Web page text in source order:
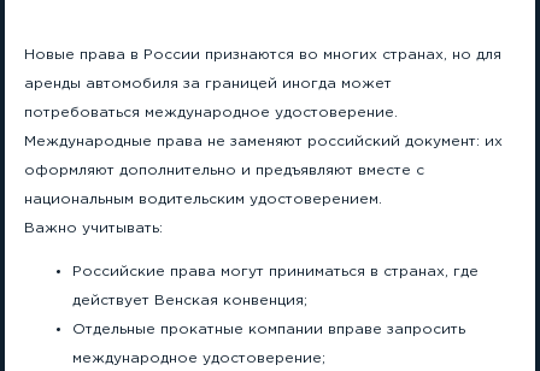
Новые права в России признаются во многих странах, но для
аренды автомобиля за границей иногда может
потребоваться международное удостоверение.
Международные права не заменяют российский документ: их
оформляют дополнительно и предъявляют вместе с
национальным водительским удостоверением.
Важно учитывать:
Российские права могут приниматься в странах, где
действует Венская конвенция;
Отдельные прокатные компании вправе запросить
международное удостоверение;